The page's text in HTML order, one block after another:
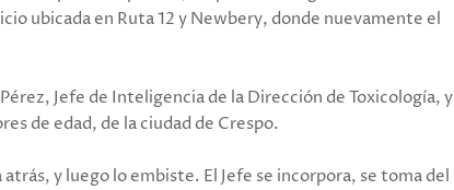
ubicada en Ruta 12 y Newbery, donde nuevamente el
Jefe de Inteligencia de la Dirección de Toxicología, y
de edad, de la ciudad de Crespo.
y luego lo embiste. El Jefe se incorpora, se toma del